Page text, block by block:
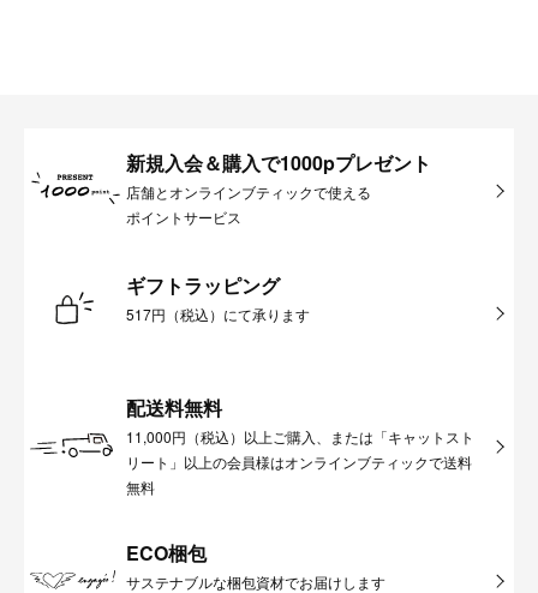
新規入会＆購入で1000pプレゼント
店舗とオンラインブティックで使える
ポイントサービス
ギフトラッピング
517円（税込）にて承ります
配送料無料
11,000円（税込）以上ご購入、または「キャットスト
リート」以上の会員様はオンラインブティックで送料
無料
ECO梱包
サステナブルな梱包資材でお届けします